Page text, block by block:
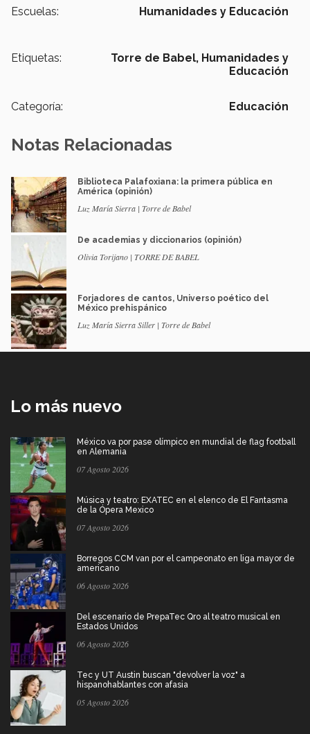
Escuelas: Humanidades y Educación
Etiquetas: Torre de Babel, Humanidades y
Educación
Categoría: Educación
Notas Relacionadas
Biblioteca Palafoxiana: la primera pública en
América (opinión)
Luz María Sierra | Torre de Babel
De academias y diccionarios (opinión)
Olivia Torijano | TORRE DE BABEL
Forjadores de cantos, Universo poético del
México prehispánico
Luz María Sierra Siller | Torre de Babel
Lo más nuevo
México va por pase olímpico en mundial de flag football
en Alemania
07 Agosto 2026
Música y teatro: EXATEC en el elenco de El Fantasma
de la Ópera Mexico
07 Agosto 2026
Borregos CCM van por el campeonato en liga mayor de
americano
06 Agosto 2026
Del escenario de PrepaTec Qro al teatro musical en
Estados Unidos
06 Agosto 2026
Tec y UT Austin buscan "devolver la voz" a
hispanohablantes con afasia
05 Agosto 2026